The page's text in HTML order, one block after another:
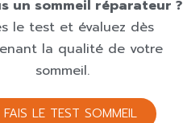
un sommeil réparateur ?
le test et évaluez dès
la qualité de votre
sommeil.
FAIS LE TEST SOMMEIL